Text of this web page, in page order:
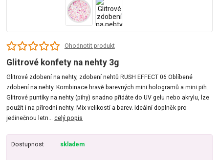
Ohodnotit produkt
Glitrové konfety na nehty 3g
Glitrové zdobení na nehty, zdobení nehtů RUSH EFFECT 06 Oblíbené
zdobení na nehty. Kombinace hravě barevných mini hologramů a mini pih.
Glitrové puntíky na nehty (pihy) snadno přidáte do UV gelu nebo akrylu, lze
použít i na přírodní nehty. Mix velikostí a barev. Ideální doplněk pro
jedinečnou letn...celý popis
Dostupnost skladem